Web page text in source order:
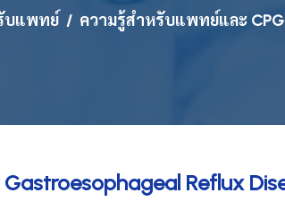
บแพทย์ ความรู้สำหรับแพทย์และ CPG
Reflux